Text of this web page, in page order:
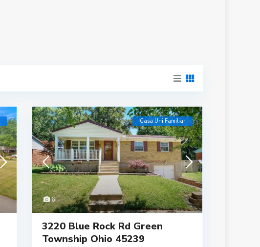
6
Casa Uni Familiar
3220 Blue Rock Rd Green
Township Ohio 45239